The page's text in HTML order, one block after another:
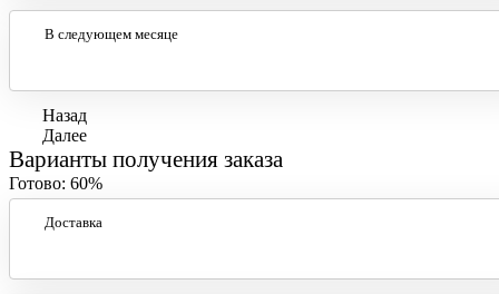
В следующем месяце
Назад
Далее
Варианты получения заказа
Готово: 60%
Доставка